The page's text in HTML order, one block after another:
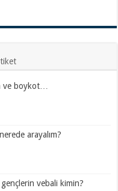
ve boykot…
arayalım?
vebali kimin?